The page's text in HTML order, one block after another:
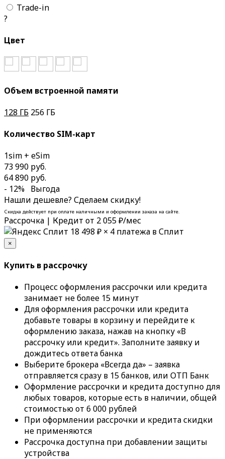
Trade-in
?
Цвет
Объем встроенной памяти
128 ГБ 256 ГБ
Количество SIM-карт
1sim + eSim
73 990 руб.
64 890 руб.
- 12% Выгода
Нашли дешевле? Сделаем скидку!
Скидка действует при оплате наличными и оформлении заказа на сайте.
Рассрочка | Кредит от 2 055 ₽/мес
18 498 ₽ × 4 платежа в Сплит
×
Купить в рассрочку
Процесс оформления рассрочки или кредита
занимает не более 15 минут
Для оформления рассрочки или кредита
добавьте товары в корзину и перейдите к
оформлению заказа, нажав на кнопку «В
рассрочку или кредит». Заполните заявку и
дождитесь ответа банка
Выберите брокера «Всегда да» – заявка
отправляется сразу в 15 банков, или ОТП Банк
Оформление рассрочки и кредита доступно для
любых товаров, которые есть в наличии, общей
стоимостью от 6 000 рублей
При оформлении рассрочки и кредита скидки
не применяются
Рассрочка доступна при добавлении защиты
устройства